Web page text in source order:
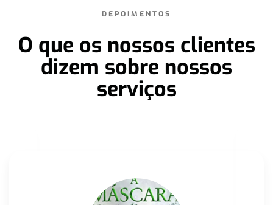
DEPOIMENTOS
O que os nossos clientes
dizem sobre nossos
serviços